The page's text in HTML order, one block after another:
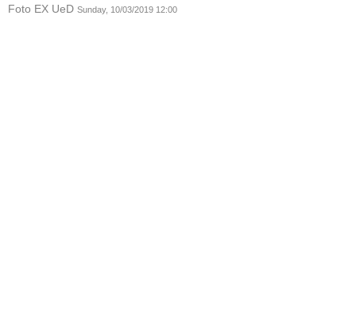
Foto EX UeD Sunday, 10/03/2019 12:00